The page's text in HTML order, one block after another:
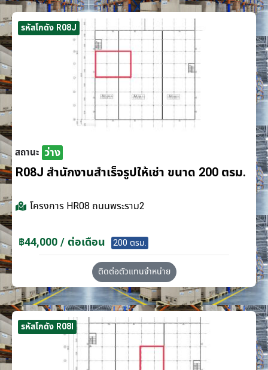
รหัสโกดัง R08J
สถานะ ว่าง
R08J สำนักงานสำเร็จรูปให้เช่า ขนาด 200 ตรม.
โครงการ HR08 ถนนพระราม2
฿44,000 / ต่อเดือน 200 ตรม.
ติดต่อตัวแทนจำหน่าย
รหัสโกดัง R08I